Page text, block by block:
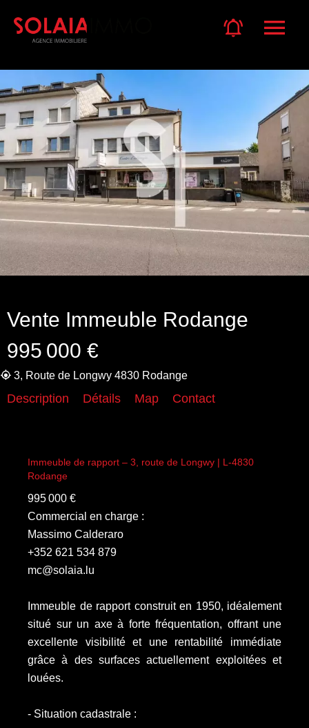
Vente Immeuble Rodange
995 000 €
3, Route de Longwy 4830 Rodange
Description Détails Map Contact
Immeuble de rapport – 3, route de Longwy | L-4830
Rodange
995 000 €
Commercial en charge :
Massimo Calderaro
+352 621 534 879
mc@solaia.lu
Immeuble de rapport construit en 1950, idéalement
situé sur un axe à forte fréquentation, offrant une
excellente visibilité et une rentabilité immédiate
grâce à des surfaces actuellement exploitées et
louées.
- Situation cadastrale :